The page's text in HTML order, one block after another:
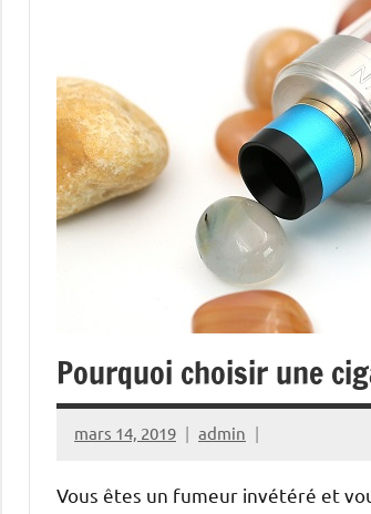
Pourquoi choisir une
mars 14, 2019 admin
Vous êtes un fumeur invétéré et